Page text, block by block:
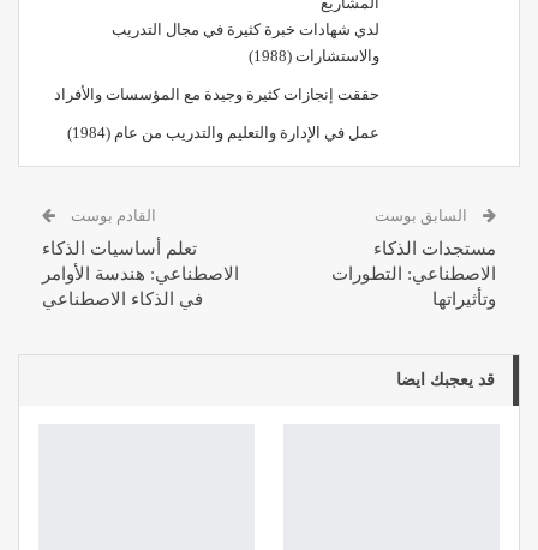
لدي شهادات خبرة كثيرة في مجال التدريب
والاستشارات (1988)
حققت إنجازات كثيرة وجيدة مع المؤسسات والأفراد
عمل في الإدارة والتعليم والتدريب من عام (1984)
السابق بوست
مستجدات الذكاء
الاصطناعي: التطورات
وتأثيراتها
القادم بوست
تعلم أساسيات الذكاء
الاصطناعي: هندسة الأوامر
في الذكاء الاصطناعي
قد يعجبك ايضا